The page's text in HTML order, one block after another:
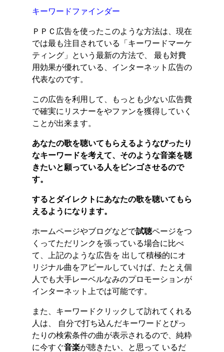
キーワードファインダー
ＰＰＣ広告を使ったこのような方法は、現在
では最も注目されている「キーワードマーケ
ティング」という最新の方法で、 最も対費
用効果が優れている、インターネット広告の
代表なのです。
この広告を利用して、もっとも少ない広告費
で確実にリスナーをやファンを獲得していく
ことが出来ます。
あなたの歌を聴いてもらえるようなぴったり
なキーワードを考えて、そのような音楽を聴
きたいと願っている人をビンゴさせるので
す。
するとダイレクトにあなたの歌を聴いてもら
えるようになります。
ホームページやブログなどで試聴ページをつ
くってただリンクを張っている場合に比べ
て、上記のような広告を 出して積極的にオ
リジナル曲をアピールしていけば、たとえ個
人でも大手レーベルなみのプロモーションが
インターネット上では可能です。
また、キーワードクリックして訪れてくれる
人は、 自分で打ち込んだキーワードとぴっ
たりの検索条件の曲が表示されるので、純粋
に今すぐ音楽が聴きたい、と思って いるだ